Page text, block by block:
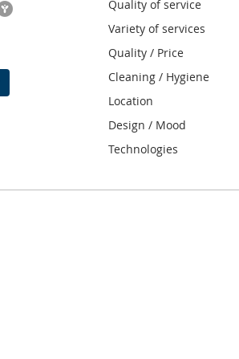
Quality of service
Variety of services
Quality / Price
Cleaning / Hygiene
Location
Design / Mood
Technologies